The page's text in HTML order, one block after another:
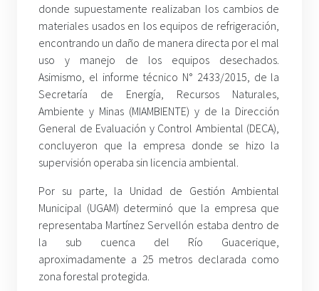
donde supuestamente realizaban los cambios de
materiales usados en los equipos de refrigeración,
encontrando un daño de manera directa por el mal
uso y manejo de los equipos desechados.
Asimismo, el informe técnico N° 2433/2015, de la
Secretaría de Energía, Recursos Naturales,
Ambiente y Minas (MIAMBIENTE) y de la Dirección
General de Evaluación y Control Ambiental (DECA),
concluyeron que la empresa donde se hizo la
supervisión operaba sin licencia ambiental.
Por su parte, la Unidad de Gestión Ambiental
Municipal (UGAM) determinó que la empresa que
representaba Martínez Servellón estaba dentro de
la sub cuenca del Río Guacerique,
aproximadamente a 25 metros declarada como
zona forestal protegida.